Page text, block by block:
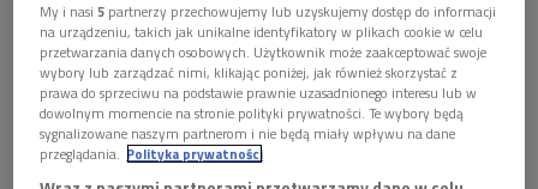
Ewa Kuryluk to historyczka sztuki, malarka, rysowniczka, autorka instalacji
plastycznych, eseistka, pisarka - jest jedną z najważniejszych artystek
współczesności Foto: PAP/Paweł Supernak
Ewa Kurylukto historyczka sztuki, malarka, rysowniczka,
My i nasi5 partnerzy przechowujemy lub uzyskujemy dostęp do informacji
na urządzeniu, takich jak unikalne identyfikatory w plikach cookie w celu
przetwarzania danych osobowych. Użytkownik może zaakceptować swoje
wybory lub zarządzać nimi, klikając poniżej, jak również skorzystać z
prawa do sprzeciwu na podstawie prawnie uzasadnionego interesu lub w
dowolnym momencie na stronie polityki prywatności. Te wybory będą
sygnalizowane naszym partnerom i nie będą miały wpływu na dane
przeglądania. Polityka prywatności